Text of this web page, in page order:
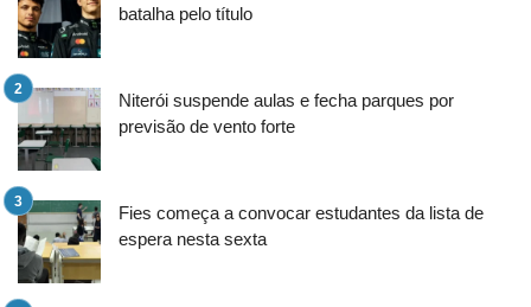
batalha pelo título
Niterói suspende aulas e fecha parques por
previsão de vento forte
Fies começa a convocar estudantes da lista de
espera nesta sexta